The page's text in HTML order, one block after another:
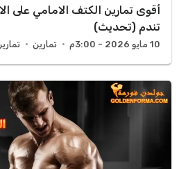
أقوى تمارين الكتف الامامي على
تندم (تحديث)
10 مايو 2026 - 3:00م تمارين